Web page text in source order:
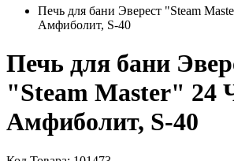
Печь для бани Эверест "Steam
Амфиболит, S-40
Печь для бани
"Steam Master"
Амфиболит, S-40